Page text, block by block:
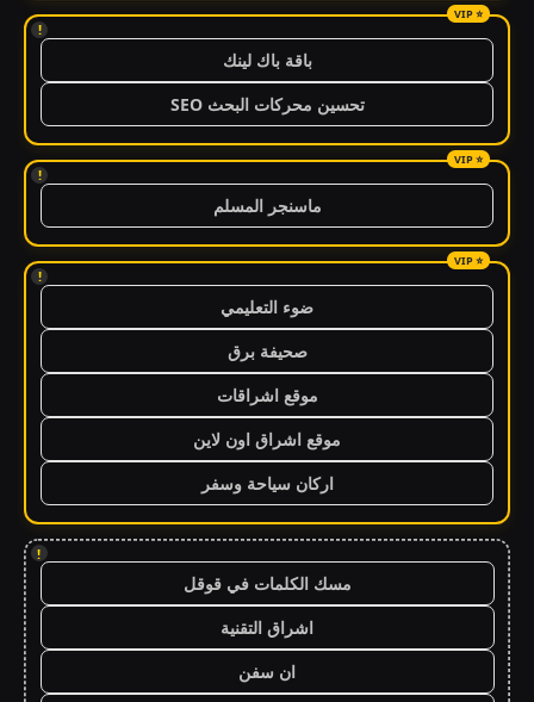
!
باقة باك لينك
تحسين محركات البحث SEO
!
ماسنجر المسلم
!
ضوء التعليمي
صحيفة برق
موقع اشراقات
موقع اشراق اون لاين
اركان سياحة وسفر
!
مسك الكلمات في قوقل
اشراق التقنية
ان سفن